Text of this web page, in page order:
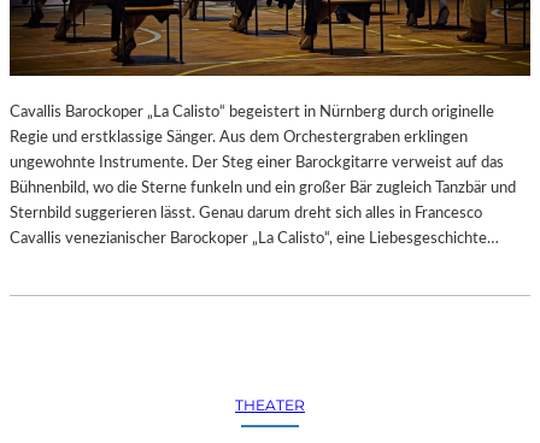
Cavallis Barockoper „La Calisto“ begeistert in Nürnberg durch originelle
Regie und erstklassige Sänger. Aus dem Orchestergraben erklingen
ungewohnte Instrumente. Der Steg einer Barockgitarre verweist auf das
Bühnenbild, wo die Sterne funkeln und ein großer Bär zugleich Tanzbär und
Sternbild suggerieren lässt. Genau darum dreht sich alles in Francesco
Cavallis venezianischer Barockoper „La Calisto“, eine Liebesgeschichte…
THEATER